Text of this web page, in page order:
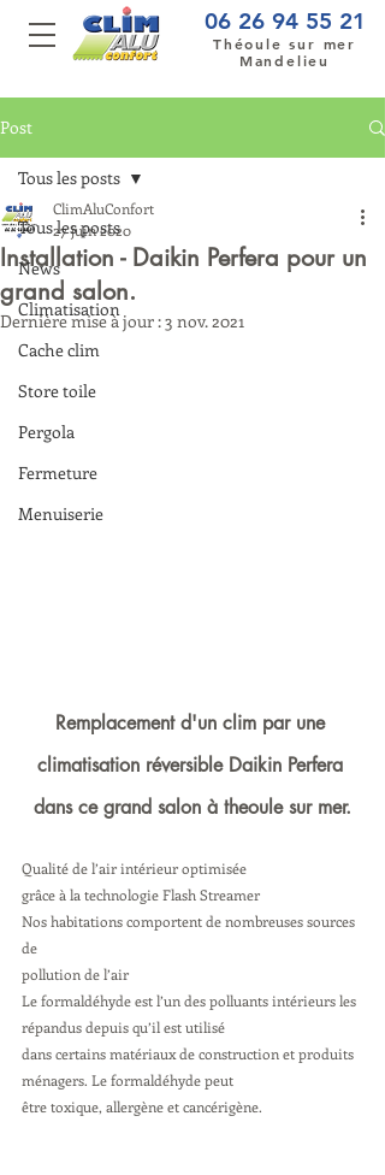
06 26 94 55 21
Théoule sur mer
Mandelieu
Post
Tous les posts
News
Climatisation
Cache clim
Store toile
Pergola
Fermeture
Menuiserie
Tous les posts
Installation - Daikin Perfera pour un
grand salon.
ClimAluConfort
27 juin 2020
Dernière mise à jour :3 nov. 2021
Remplacement d'un clim par une
climatisation réversible Daikin Perfera
dans ce grand salon à theoule sur mer.
Qualité de l’air intérieur optimisée
grâce à la technologie Flash Streamer
Nos habitations comportent de nombreuses sources
de
pollution de l’air
Le formaldéhyde est l’un des polluants intérieurs les
répandus depuis qu’il est utilisé
dans certains matériaux de construction et produits
ménagers. Le formaldéhyde peut
être toxique, allergène et cancérigène.